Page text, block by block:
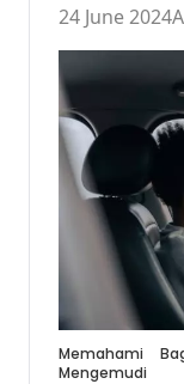
24 June 2024
Memahami
Mengemudi